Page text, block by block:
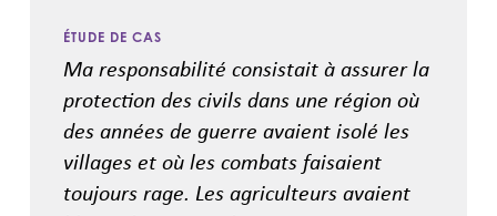
ÉTUDE DE CAS
Ma responsabilité consistait à assurer la
protection des civils dans une région où
des années de guerre avaient isolé les
villages et où les combats faisaient
toujours rage. Les agriculteurs avaient